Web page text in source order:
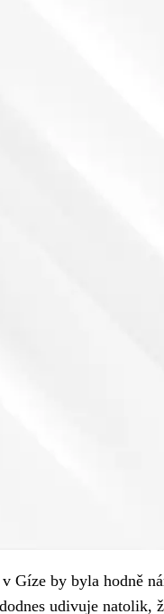
v Gíze by byla hodně
udivuje